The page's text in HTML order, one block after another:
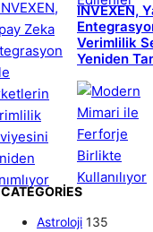
INVEXEN,
Verimlilik
Yeniden
CATEGORIES
Astroloji 135